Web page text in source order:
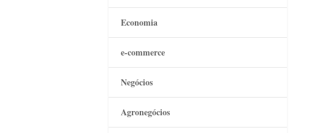
Economia
e-commerce
Negócios
Agronegócios